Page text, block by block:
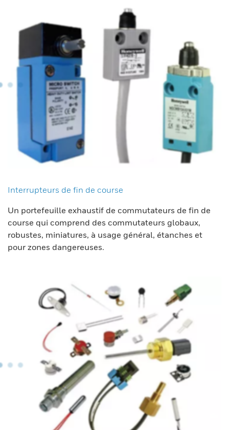
Interrupteurs de fin de course
Un portefeuille exhaustif de commutateurs de fin de
course qui comprend des commutateurs globaux,
robustes, miniatures, à usage général, étanches et
pour zones dangereuses.